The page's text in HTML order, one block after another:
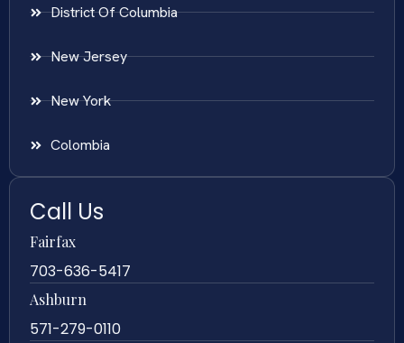
District Of Columbia
New Jersey
New York
Colombia
Call Us
Fairfax
703-636-5417
Ashburn
571-279-0110